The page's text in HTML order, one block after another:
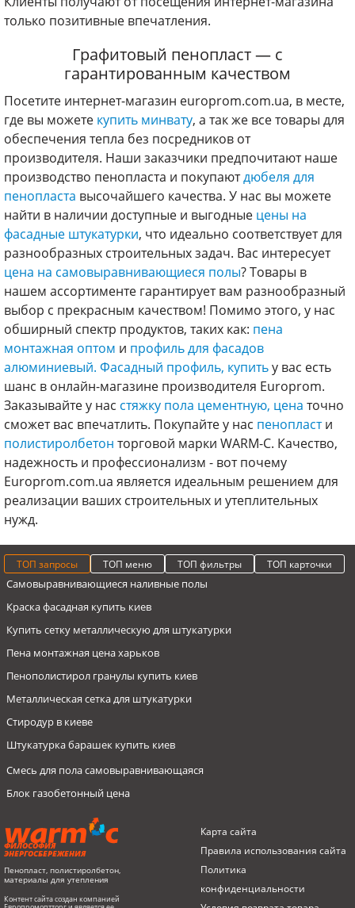
только позитивные впечатления.
Графитовый пенопласт — с
гарантированным качеством
Посетите интернет-магазин europrom.com.ua, в месте,
где вы можете купить минвату, а так же все товары для
обеспечения тепла без посредников от
производителя. Наши заказчики предпочитают наше
производство пенопласта и покупаютдюбеля для
пенопласта высочайшего качества. У нас вы можете
найти в наличии доступные и выгодные цены на
фасадные штукатурки, что идеально соответствует для
разнообразных строительных задач. Вас интересует
цена на самовыравнивающиеся полы? Товары в
нашем ассортименте гарантирует вам разнообразный
выбор с прекрасным качеством! Помимо этого, у нас
обширный спектр продуктов, таких как: пена
монтажная оптом и профиль для фасадов
алюминиевый. Фасадный профиль, купитьу вас есть
шанс в онлайн-магазине производителя Europrom.
Заказывайте у нас стяжку пола цементную, цена точно
сможет вас впечатлить. Покупайте у нас пенопласти
полистиролбетон торговой марки WARM-C. Качество,
надежность и профессионализм - вот почему
Europrom.com.ua является идеальным решением для
реализации ваших строительных и утеплительных
нужд.
ТОП запросы ТОП меню ТОП фильтры ТОП карточки
Самовыравнивающиеся наливные полы
Краска фасадная купить киев
Купить сетку металлическую для штукатурки
Пена монтажная цена харьков
Пенополистирол гранулы купить киев
Металлическая сетка для штукатурки
Стиродур в киеве
Штукатурка барашек купить киев
Смесь для пола самовыравнивающаяся
Блок газобетонный цена
Клей для пенопласта харьков
Лист пенопласта цена
Герметик
Пенопласт
Минеральная вата Novoterm толщиной 50 мм
Пенопласт 100 мм до 8 кг/м3
Пенопласт EPS 50 70 мм
Блок полистиролбетонный перегородочный D400
300х100х600мм, WARM BLOCK
Пенопласт EPS 90 1000х500х120мм, до 16кг/м3, Warm-C
Пенопласт EPS 90 1000х500х50мм, до 16кг/м3, Warm-C
Пенопласт EPS 90 1000х500х80мм, до 16кг/м3, Warm-C
ФИЛОСОФИЯ
ЭНЕРГОСБЕРЕЖЕНИЯ
Пенопласт, полистиролбетон,
материалы для утепления
Контент сайта создан компанией
Карта сайта
Правила использования сайта
Политика
конфиденциальности